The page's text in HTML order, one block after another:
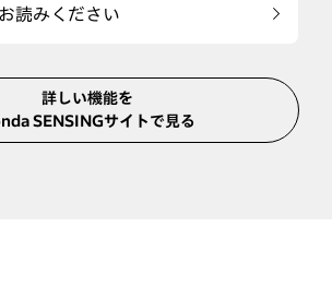
読みください
詳しい機能を
SENSINGサイトで見る